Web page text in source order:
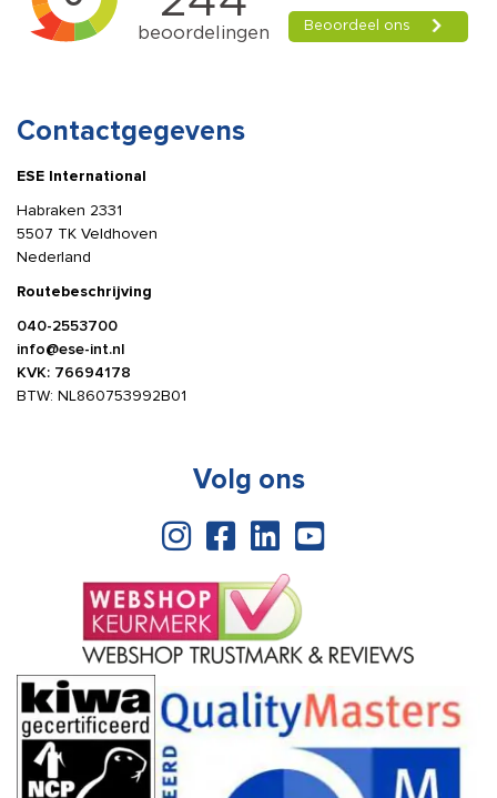
Contactgegevens
ESE International
Habraken 2331
5507 TK Veldhoven
Nederland
Routebeschrijving
040-2553700
info@ese-int.nl
KVK: 76694178
BTW: NL860753992B01
Volg ons